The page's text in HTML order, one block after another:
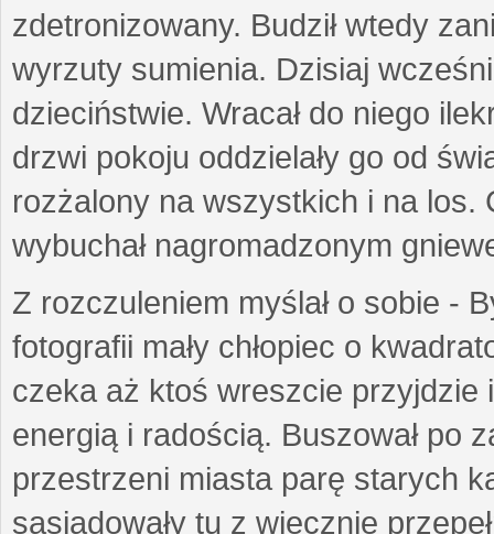
zdetronizowany. Budził wtedy
wyrzuty sumienia. Dzisiaj
dzieciństwie. Wracał do niego
drzwi pokoju oddzielały go od
rozżalony na wszystkich i na los.
wybuchał nagromadzonym
Z rozczuleniem myślał o sobie -
fotografii mały chłopiec o
czeka aż ktoś wreszcie przyjdzie
energią i radością. Buszował po
przestrzeni miasta parę starych
sąsiadowały tu z wiecznie